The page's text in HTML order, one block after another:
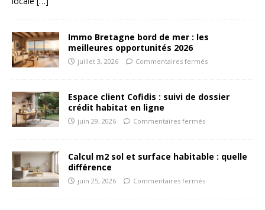
Immo Bretagne bord de mer : les
meilleures opportunités 2026
juillet 3, 2026 Commentaires fermés
Espace client Cofidis : suivi de dossier
crédit habitat en ligne
juin 29, 2026 Commentaires fermés
Calcul m2 sol et surface habitable : quelle
différence
juin 25, 2026 Commentaires fermés